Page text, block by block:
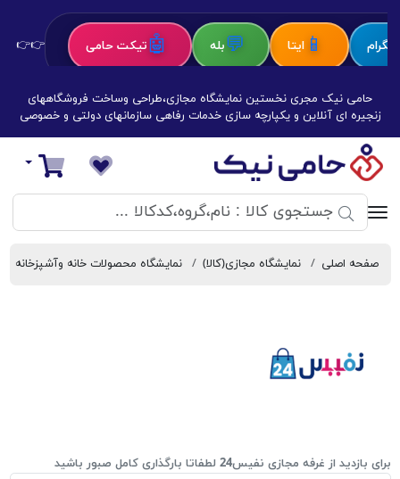
ایتا 💬بله 🤖تیکت حامی 👉👉
حامی نیک مجری نخستین نمایشگاه مجازی،طراحی وساخت فروشگاههای
زنجیره ای آنلاین و یکپارچه سازی خدمات رفاهی سازمانهای دولتی و خصوصی
فروشگاه‌های زنجیره‌ای حامی نیک
سبد خرید
صفحه اصلی نمایشگاه مجازی(کالا) نمایشگاه محصولات خانه وآشپزخانه
برای بازدید از غرفه مجازی نفیس24 لطفاتا بارگذاری کامل صبور باشید